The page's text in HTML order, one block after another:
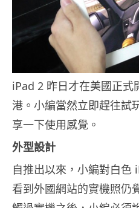
iPad 2 昨日才在美國正式
港。小編當然立即趕往試
享一下使用感覺。
外型設計
自推出以來，小編對白色
看到外國網站的實機照仍